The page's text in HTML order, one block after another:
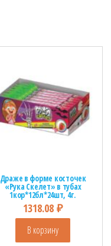
Драже в форме косточек
«Рука Скелет» в тубах
1кор*12бл*24шт, 4г.
1318.08₽
В корзину